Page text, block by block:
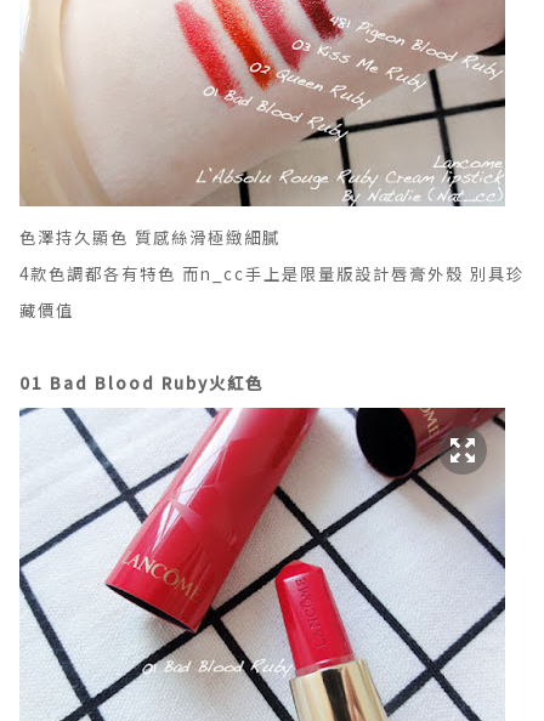
色澤持久顯色 質感絲滑極緻細膩
4款色調都各有特色 而n_cc手上是限量版設計唇膏外殼 別具珍
藏價值
01 Bad Blood Ruby火紅色